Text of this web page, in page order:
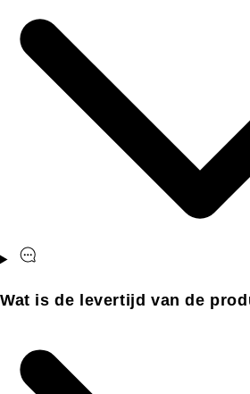
Wat is de levertijd van de